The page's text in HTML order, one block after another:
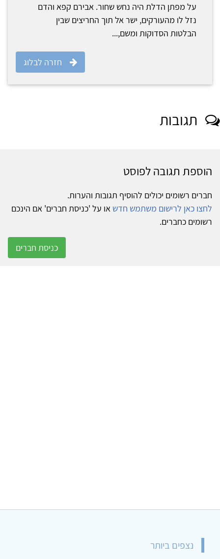
על מפתן הדלת היה נחש שחור. אבירם קפא והדם
נזל לו מהעורקים, ישר אל תוך החריצים שבין
הבלטות הסדוקות ומשם,...
חזרה לבלוג
תגובות
הוספת תגובה לפוסט
חברים רשומים יכולים להוסיף תגובות והערות.
לחצו כאן לרישום משתמש חדש או על 'כניסת חברים' אם הינכם
רשומים כחברים.
כניסת חברים
נצפים ביותר